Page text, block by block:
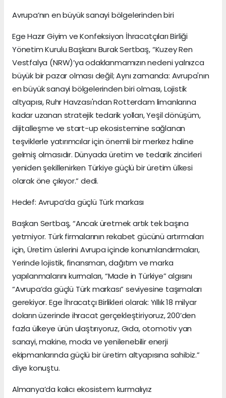
Avrupa’nın en büyük sanayi bölgelerinden biri
Ege Hazır Giyim ve Konfeksiyon İhracatçıları Birliği
Yönetim Kurulu Başkanı Burak Sertbaş, “Kuzey Ren
Vestfalya (NRW)’ya odaklanmamızın nedeni yalnızca
büyük bir pazar olması değil; Aynı zamanda: Avrupa'nın
en büyük sanayi bölgelerinden biri olması, Lojistik
altyapısı, Ruhr Havzası'ndan Rotterdam limanlarına
kadar uzanan stratejik tedarik yolları, Yeşil dönüşüm,
dijitalleşme ve start-up ekosistemine sağlanan
teşviklerle yatırımcılar için önemli bir merkez haline
gelmiş olmasıdır. Dünyada üretim ve tedarik zincirleri
yeniden şekillenirken Türkiye güçlü bir üretim ülkesi
olarak öne çıkıyor.” dedi.
Hedef: Avrupa’da güçlü Türk markası
Başkan Sertbaş, “Ancak üretmek artık tek başına
yetmiyor. Türk firmalarının rekabet gücünü artırmaları
için, Üretim üslerini Avrupa içinde konumlandırmaları,
Yerinde lojistik, finansman, dağıtım ve marka
yapılanmalarını kurmaları, “Made in Türkiye” algısını
“Avrupa’da güçlü Türk markası” seviyesine taşımaları
gerekiyor. Ege İhracatçı Birlikleri olarak: Yıllık 18 milyar
doların üzerinde ihracat gerçekleştiriyoruz, 200’den
fazla ülkeye ürün ulaştırıyoruz, Gıda, otomotiv yan
sanayi, makine, moda ve yenilenebilir enerji
ekipmanlarında güçlü bir üretim altyapısına sahibiz.”
diye konuştu.
Almanya’da kalıcı ekosistem kurmalıyız